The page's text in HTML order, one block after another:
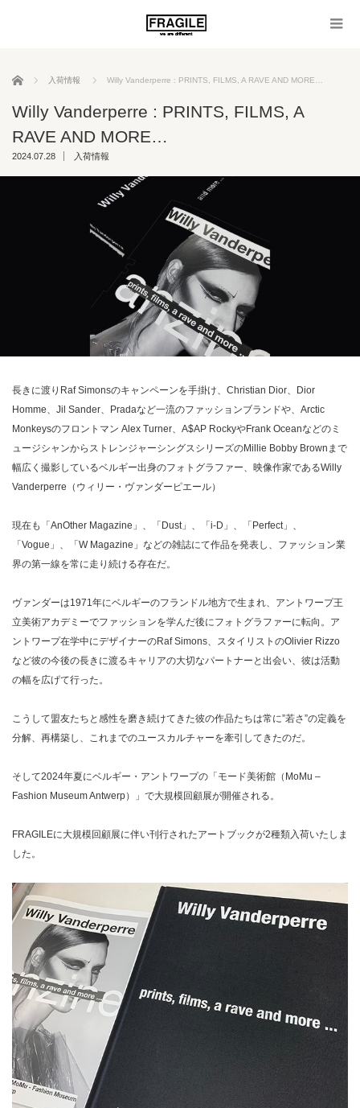
ホーム 入荷情報 Willy Vanderperre : PRINTS, FILMS, A RAVE AND MORE…
Willy Vanderperre : PRINTS, FILMS, A
RAVE AND MORE…
2024.07.28 入荷情報
長きに渡りRaf Simonsのキャンペーンを手掛け、Christian Dior、Dior
Homme、Jil Sander、Pradaなど一流のファッションブランドや、Arctic
Monkeysのフロントマン Alex Turner、A$AP RockyやFrank Oceanなどのミ
ュージシャンからストレンジャーシングスシリーズのMillie Bobby Brownまで
幅広く撮影しているベルギー出身のフォトグラファー、映像作家であるWilly
Vanderperre（ウィリー・ヴァンダーピエール）
現在も「AnOther Magazine」、「Dust」、「i-D」、「Perfect」、
「Vogue」、「W Magazine」などの雑誌にて作品を発表し、ファッション業
界の第一線を常に走り続ける存在だ。
ヴァンダーは1971年にベルギーのフランドル地方で生まれ、アントワープ王
立美術アカデミーでファッションを学んだ後にフォトグラファーに転向。ア
ントワープ在学中にデザイナーのRaf Simons、スタイリストのOlivier Rizzo
など彼の今後の長きに渡るキャリアの大切なパートナーと出会い、彼は活動
の幅を広げて行った。
こうして盟友たちと感性を磨き続けてきた彼の作品たちは常に”若さ”の定義を
分解、再構築し、これまでのユースカルチャーを牽引してきたのだ。
そして2024年夏にベルギー・アントワープの「モード美術館（MoMu –
Fashion Museum Antwerp）」で大規模回顧展が開催される。
FRAGILEに大規模回顧展に伴い刊行されたアートブックが2種類入荷いたしま
した。